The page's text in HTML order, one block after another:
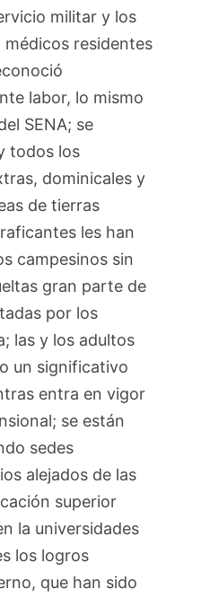
militar y los
residentes
labor, lo mismo
SENA; se
todos los
dominicales y
de tierras
les han
campesinos sin
gran parte de
por los
las y los adultos
un significativo
entra en vigor
se están
sedes
alejados de las
superior
la universidades
los logros
que han sido